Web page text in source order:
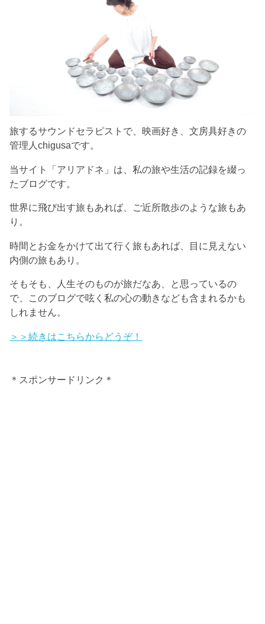
旅するサウンドセラピストで、映画好き、文房具好きの
管理人chigusaです。
当サイト「アリアドネ」は、私の旅や生活の記録を綴っ
たブログです。
世界に飛び出す旅もあれば、ご近所散歩のような旅もあ
り。
時間とお金をかけて出て行く旅もあれば、目に見えない
内側の旅もあり。
そもそも、人生そのものが旅だなあ、と思っているの
で、このブログで呟く私の心の動きなども含まれるかも
しれません。
＞＞続きはこちらからどうぞ！
＊スポンサードリンク＊